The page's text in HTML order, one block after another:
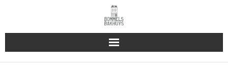
Bakhuys Buiten, verleden heden toekomst